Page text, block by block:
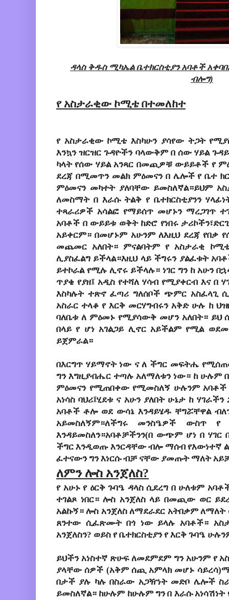
ዳላስ ቅዱስ ሚካኤል ቤተክርስቲያን አባቶች
ብሎግ)
የ አስታራቂው ኮሚቴ በተመለከተ
የ አስታራቂው ኮሚቴ እስካሁን ያሳየው ትጋት
እንኳን ዝርዝር ጉዳዮችን ባላውቅም በ ሰው ሃይል ጉዳይ
ካላት የሰው ሃይል አንጻር በመጪዎቹ ውይይቶች የ
ደረጃ በሚመጥን መልክ ምዕመናን በ ሌሎች የ ቤተ
ምዕመናን መካተት ያለባቸው ይመስለኛል።ይህም
ለመስማት በ እራሱ ትልቅ የ ቤተክርስቲያንን
ተጻራሪዎች አሳልፎ የማይሰጥ መሆኑን ማረጋገጥ
አባቶች በ ውይይቱ ወቅት ከድሮ የነበሩ
አይቀርም። በመሆኑም አሁንም ለእዚህ ደረጃ የበቃ
መጨመር አለበት። ምናልባትም የ አስታራቂ
ሊያስፈልግ ይችላል።እዚህ ላይ ችግሩን ያልፈቱት
ይተኮራል የሚሉ ሊኖሩ ይችላሉ። ነገር ግን ከ አሁን
ጥያቄ የያዘ፤ አዲስ የተሻለ ሃሳብ የሚያቀርብ እና በ
እስካሉት ተጽኖ ፈጣሪ ግለሰቦች ጭምር አስፈላጊ
አስራር ተላቆ የ እርቅ መርሃግብሩን አቅድ ሁሉ ከ
ባለቤቱ ለ ምዕመኑ የሚያሳውቅ መሆን አለበት። ይህ
በላይ የ ሆነ አገልጋይ ሊኖር አይችልም የሚል
ይጀምራል።
በእርግጥ ሃይማኖት ነው ና ለ ችግር መፍትሔ
ግን እግዚያብሔር ተጣሉ አለማለቱን ነው። ከ ሁሉም
ምዕመናን የሚጠበቀው የሚመስለኝ ሁሉንም አባቶች
አነሳስ ባህሪ፤ሂደቱ ና አሁን ያለበት ሁኔታ ከ ሃገራችን
አባቶች ቶሎ ወደ ውሳኔ እንዳይሄዱ ቸግሯቸዋል
አይመስለኝም።ለችግሩ
መንስዔዎች ውስጥ
የ
እንዳይመስለን።አባቶቻችንን(በ ውጭም ሆነ በ ሃገር
ችግር እንዲወጡ እንርዳቸው ብሎ ማሰብ የእውነተኛ
ፈተናውን ግን እነርሱ ብቻ ናቸው ያመጡት ማለት
ለምን ሎስ አንጀለስ?
የ አሁኑ የ ዕርቅ ጉባዔ ዳላስ ሲደረግ በ ሁለቱም
ተገልጾ ነበር። ሎስ አንጀለስ ላይ በመጪው ወር
አልኩኝ። ሎስ አንጀለስ ለማደራደር አትበቃም ለማለት
ጸንተው ሲፈጽሙት በጎ ነው ይላሉ አባቶች።
አንጀለስን? ወይስ የ ቤተክርስቲያን የ እርቅ ጉባዔ
ይህችን አነስተኛ ጽሁፍ ለመደምደም ግን አሁንም የ
ያላቸው ሰዎች (አቅም ሰጪ አምላክ መሆኑ ሳይረሳ)
በታች ያሉ ካሉ በስራው አጋዥነት መድቦ ሌሎች
ይመስለኛል። ከሁሉም ከሁሉም ግን በ እራሱ አነሳሽነት